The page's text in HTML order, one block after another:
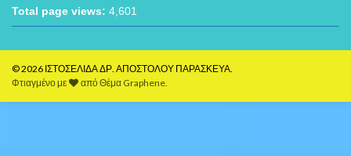
Total page views: 4,601
© 2026 ΙΣΤΟΣΕΛΙΔΑ ΔΡ. ΑΠΟΣΤΟΛΟΥ ΠΑΡΑΣΚΕΥΑ.
Φτιαγμένο με
απόΘέμα Graphene